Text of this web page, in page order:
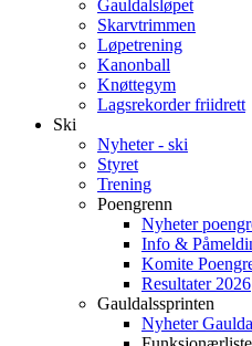
Gauldalsløpet
Skarvtrimmen
Løpetrening
Kanonball
Knøttegym
Lagsrekorder friidrett
Ski
Nyheter - ski
Styret
Trening
Poengrenn
Nyheter
Info &
Komite
Resultater 2026
Gauldalssprinten
Nyheter